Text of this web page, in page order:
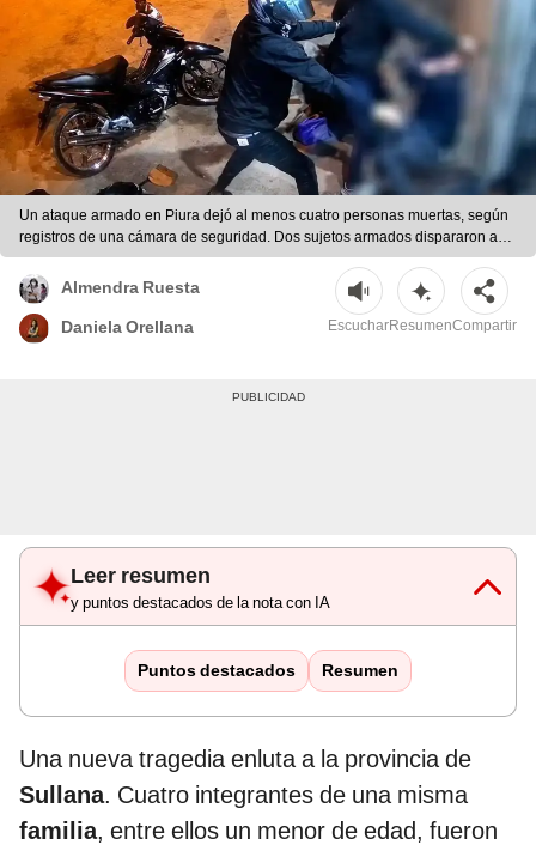
Un ataque armado en Piura dejó al menos cuatro personas muertas, según
registros de una cámara de seguridad. Dos sujetos armados dispararon a
quemarropa en el asentamiento Santa Teresita. | Difusión
Almendra Ruesta
Daniela Orellana EscucharResumenCompartir
Leer resumen
y puntos destacados de la nota con IA
Puntos destacados Resumen
Una nueva tragedia enluta a la provincia de
Sullana. Cuatro integrantes de una misma
familia, entre ellos un menor de edad, fueron